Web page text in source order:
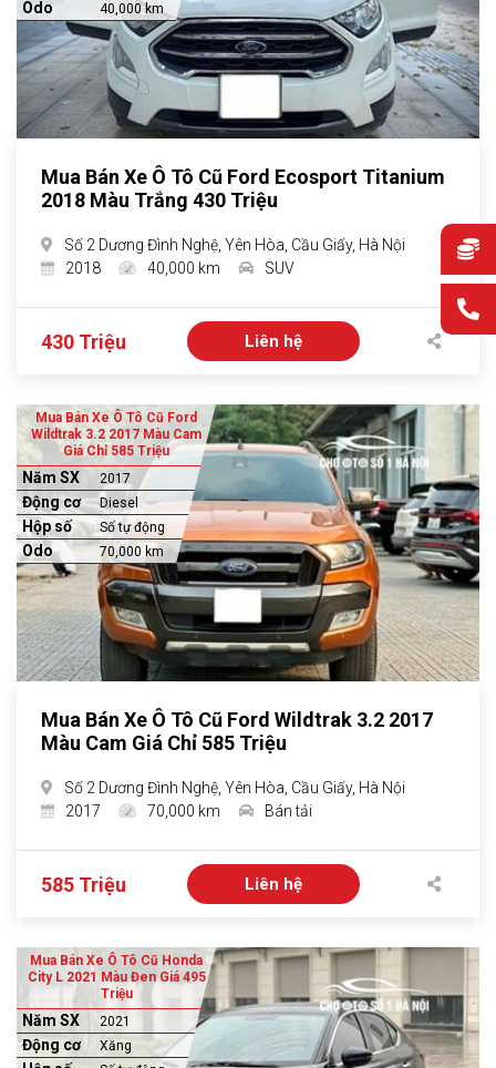
Odo 40,000 km
Mua Bán Xe Ô Tô Cũ Ford Ecosport Titanium
2018 Màu Trắng 430 Triệu
Số 2 Dương Đình Nghệ, Yên Hòa, Cầu Giấy, Hà Nội
2018
40,000 km SUV
430 Triệu Liên hệ
Mua Bán Xe Ô Tô Cũ Ford
Wildtrak 3.2 2017 Màu Cam
Giá Chỉ 585 Triệu
Năm SX 2017
Động cơ Diesel
Hộp số Số tự động
Odo 70,000 km
Mua Bán Xe Ô Tô Cũ Ford Wildtrak 3.2 2017
Màu Cam Giá Chỉ 585 Triệu
Số 2 Dương Đình Nghệ, Yên Hòa, Cầu Giấy, Hà Nội
2017
70,000 km Bán tải
585 Triệu Liên hệ
Mua Bán Xe Ô Tô Cũ Honda
City L 2021 Màu Đen Giá 495
Triệu
Năm SX 2021
Động cơ Xăng